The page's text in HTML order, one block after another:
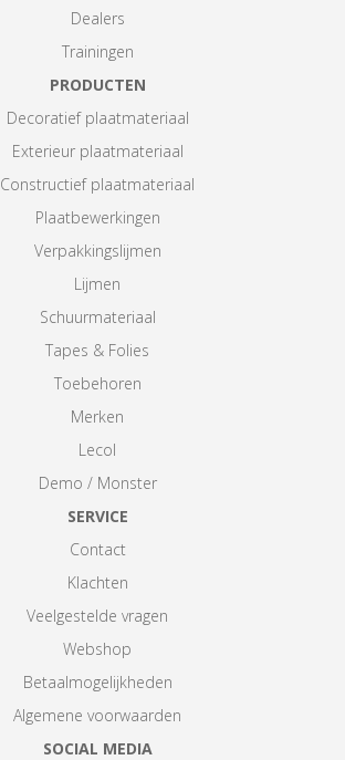
Dealers
Trainingen
PRODUCTEN
Decoratief plaatmateriaal
Exterieur plaatmateriaal
Constructief plaatmateriaal
Plaatbewerkingen
Verpakkingslijmen
Lijmen
Schuurmateriaal
Tapes & Folies
Toebehoren
Merken
Lecol
Demo / Monster
SERVICE
Contact
Klachten
Veelgestelde vragen
Webshop
Betaalmogelijkheden
Algemene voorwaarden
SOCIAL MEDIA